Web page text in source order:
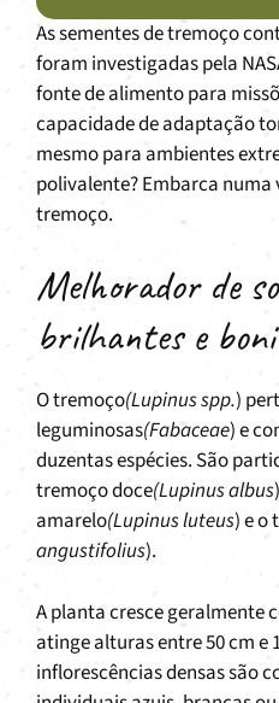
As sementes de tremoço
foram investigadas pela
fonte de alimento para
capacidade de adaptação
mesmo para ambientes
polivalente? Embarca
tremoço.
Melhorador de
brilhantes e
O tremoço(Lupinus spp.)
leguminosas(Fabaceae) e
duzentas espécies. São
tremoço doce(Lupinus albus
amarelo(Lupinus luteus) e o
angustifolius).
A planta cresce geralmente
atinge alturas entre 50 cm e
inflorescências densas são